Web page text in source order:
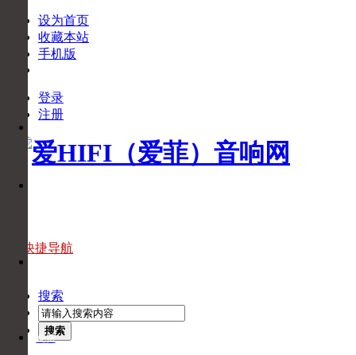
下
APP
官
条
免费
设为首页
收藏本站
手机版
登录
注册
快捷导航
搜索
搜索